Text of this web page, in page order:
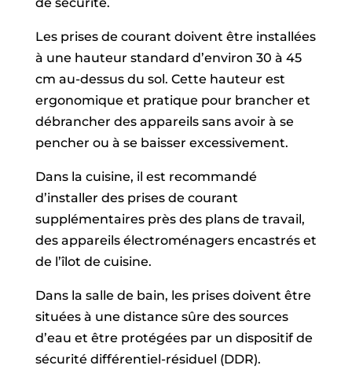
Les prises de courant doivent être installées
à une hauteur standard d’environ 30 à 45
cm au-dessus du sol. Cette hauteur est
ergonomique et pratique pour brancher et
débrancher des appareils sans avoir à se
pencher ou à se baisser excessivement.
Dans la cuisine, il est recommandé
d’installer des prises de courant
supplémentaires près des plans de travail,
des appareils électroménagers encastrés et
de l’îlot de cuisine.
Dans la salle de bain, les prises doivent être
situées à une distance sûre des sources
d’eau et être protégées par un dispositif de
sécurité différentiel-résiduel (DDR).